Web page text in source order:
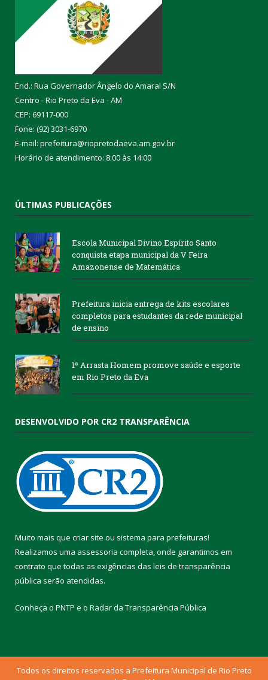
End.: Rua Governador Ângelo do Amaral S/N
Centro - Rio Preto da Eva - AM
CEP: 69117-000
Fone: (92) 3031-6970
E-mail: prefeitura@riopretodaeva.am.gov.br
Horário de atendimento: 8:00 às 14:00
ÚLTIMAS PUBLICAÇÕES
Escola Municipal Divino Espírito Santo
conquista etapa municipal da V Feira
Amazonense de Matemática
Prefeitura inicia entrega de kits escolares
completos para estudantes da rede municipal
de ensino
1º Arrasta Homem promove saúde e esporte
em Rio Preto da Eva
DESENVOLVIDO POR CR2 TRANSPARÊNCIA
Muito mais que criar site ou sistema para prefeituras!
Realizamos uma assessoria completa, onde garantimos em
contrato que todas as exigências das leis de transparência
pública serão atendidas.
Conheça o PNTP e o Radar da Transparência Pública
Todos os direitos reservados a Prefeitura Municipal de Rio Preto